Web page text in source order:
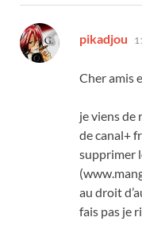
pikadjou
Cher amis
je viens de
de canal+
supprimer
au droit
fais pas je